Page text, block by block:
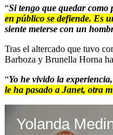
“Si tengo que quedar como
en público se defiende. Es
siente meterse con un
Tras el altercado que tuvo
Barboza y Brunella Horna
“Yo he vivido la
le ha pasado a Janet, otra
Yolanda